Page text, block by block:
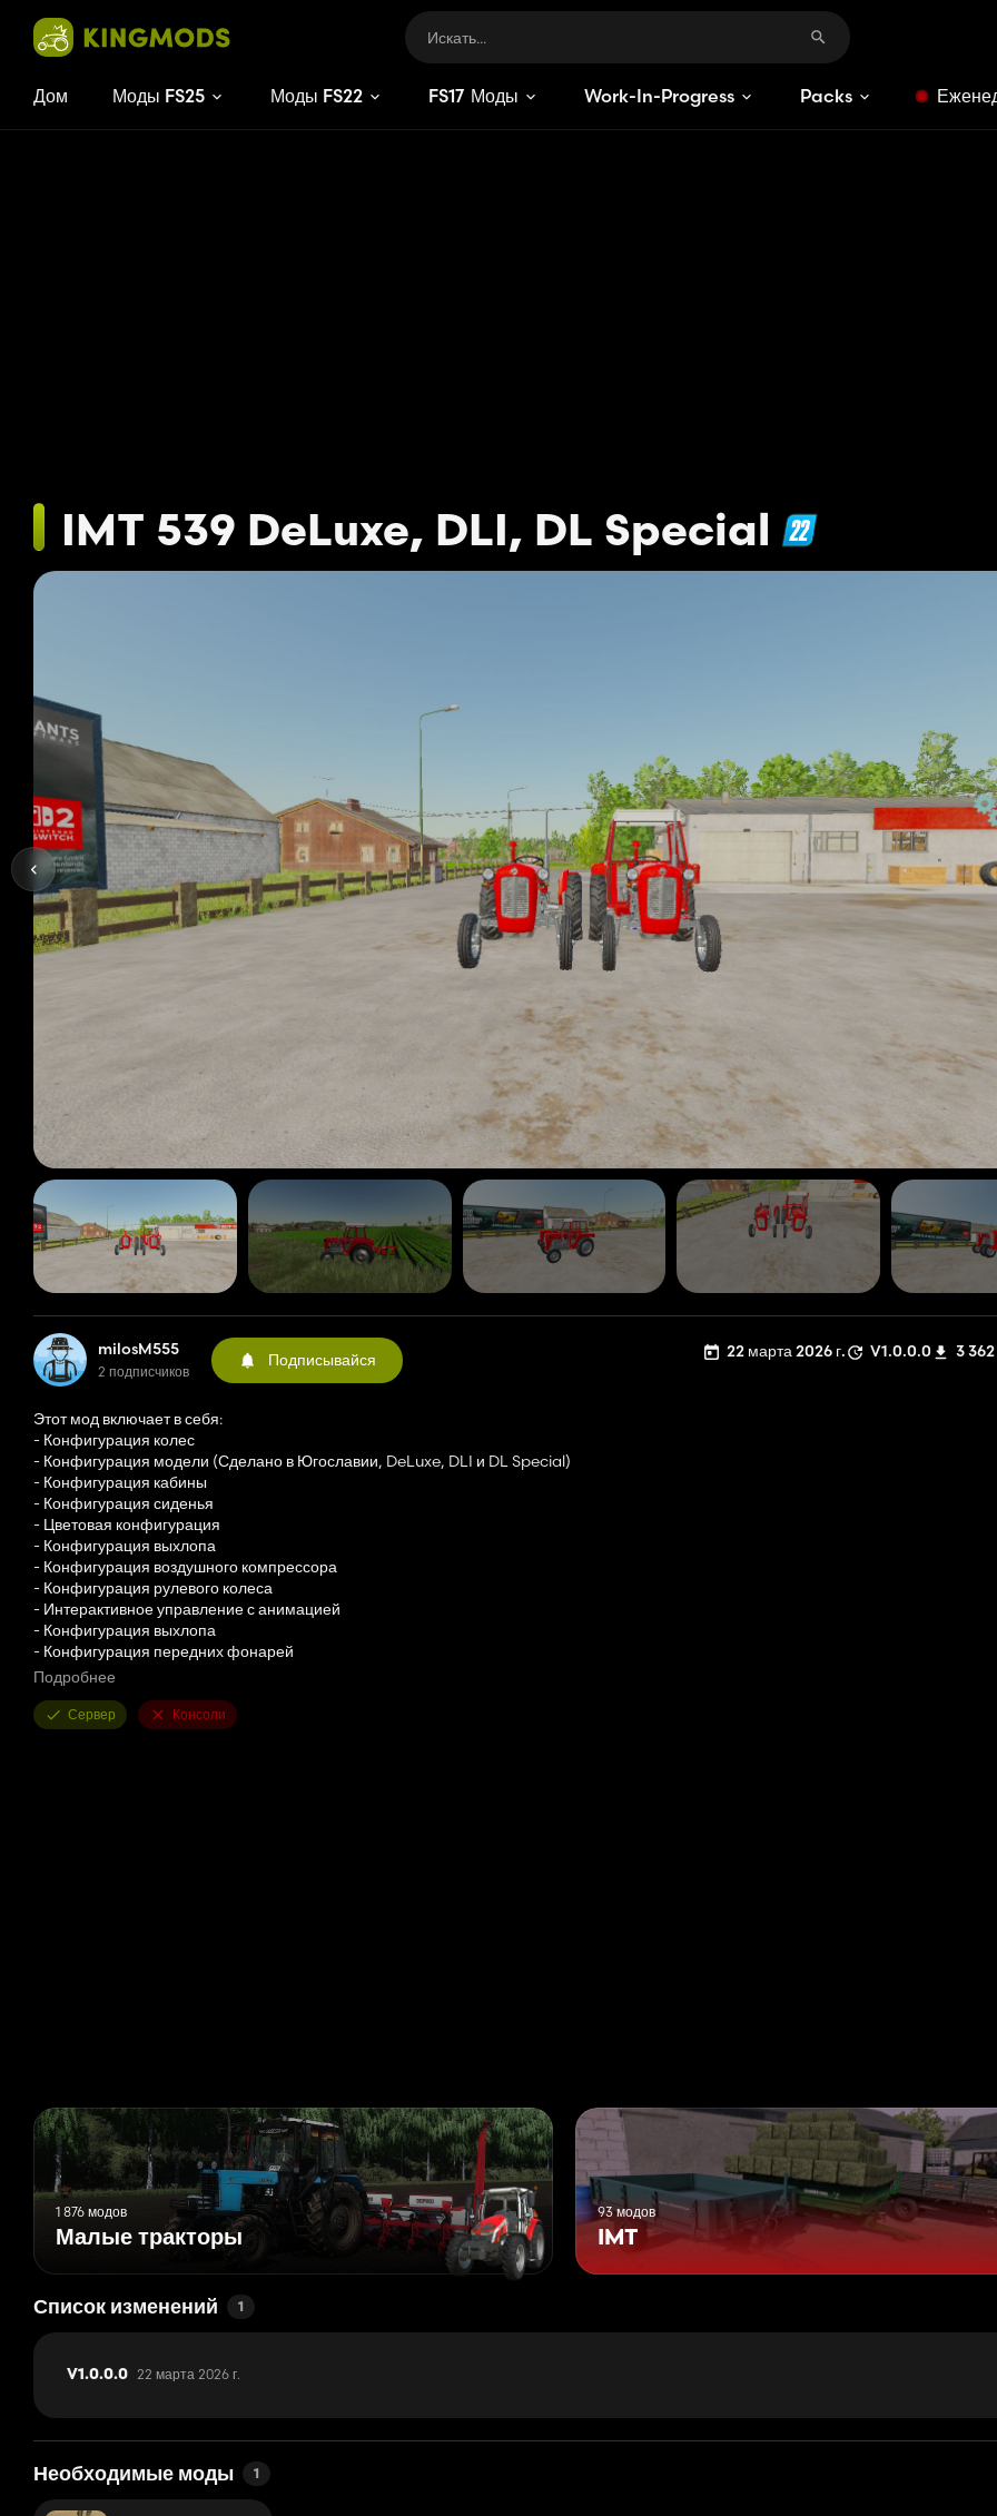
Дом Моды FS25 Моды FS22 FS17 Моды Work-In-Progress Packs
IMT 539 DeLuxe, DLI, DL Special
milosM555
2 подписчиков
Подписывайся 22 марта 2026 г. V1.0.0.0 3 362
Этот мод включает в себя:
- Конфигурация колес
- Конфигурация модели (Сделано в Югославии, DeLuxe, DLI и DL Special)
- Конфигурация кабины
- Конфигурация сиденья
- Цветовая конфигурация
- Конфигурация выхлопа
- Конфигурация воздушного компрессора
- Конфигурация рулевого колеса
- Интерактивное управление с анимацией
- Конфигурация выхлопа
- Конфигурация передних фонарей
- мощность 39кс
- И еще куча всего, что я не смогу здесь перечислить
Подробнее
Сервер Консоли
1 876 модов
Малые тракторы
93 модов
IMT
Список изменений 1
V1.0.0.0 22 марта 2026 г.
Необходимые моды 1